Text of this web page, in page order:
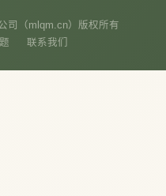
司（mlqm.cn）版权所有
联系我们